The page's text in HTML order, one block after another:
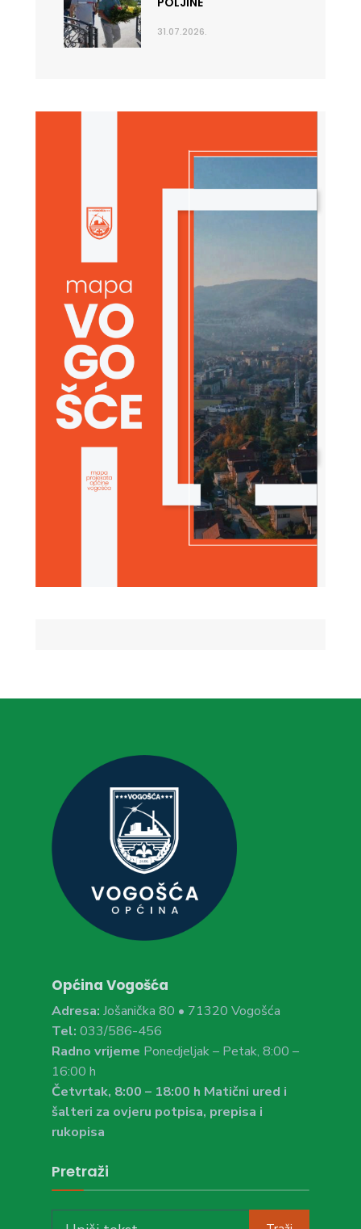
31.07.2026.
Općina Vogošća
Adresa: Jošanička 80 • 71320 Vogošća
Tel: 033/586-456
Radno vrijeme Ponedjeljak – Petak, 8:00 –
16:00 h
Četvrtak, 8:00 – 18:00 h Matični ured i
šalteri za ovjeru potpisa, prepisa i
rukopisa
Pretraži